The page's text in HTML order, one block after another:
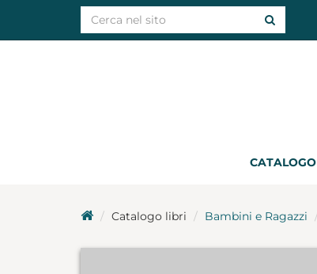
CATALOGO
Catalogo libri Bambini e Ragazzi